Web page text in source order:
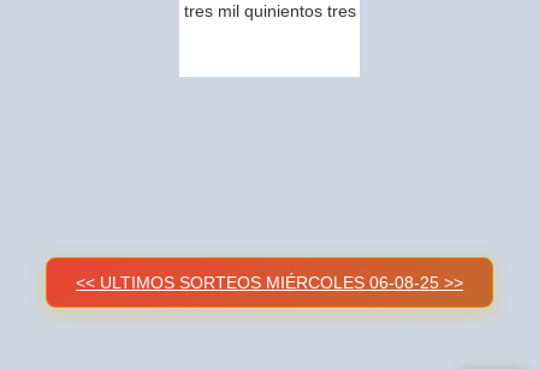
tres mil quinientos tres
<< ULTIMOS SORTEOS MIÉRCOLES 06-08-25 >>